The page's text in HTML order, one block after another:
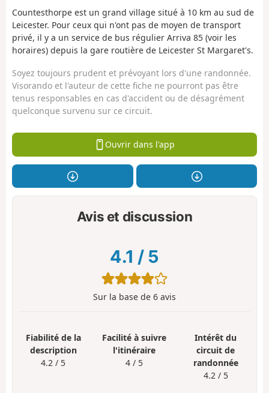
Countesthorpe est un grand village situé à 10 km au sud de
Leicester. Pour ceux qui n'ont pas de moyen de transport
privé, il y a un service de bus régulier Arriva 85 (voir les
horaires) depuis la gare routière de Leicester St Margaret's.
Soyez toujours prudent et prévoyant lors d'une randonnée.
Visorando et l'auteur de cette fiche ne pourront pas être
tenus responsables en cas d'accident ou de désagrément
quelconque survenu sur ce circuit.
Ouvrir dans l'app
Avis et discussion
4.1 / 5
Sur la base de 6 avis
Fiabilité de la
description
4.2 / 5
Facilité à suivre
l'itinéraire
4 / 5
Intérêt du
circuit de
randonnée
4.2 / 5